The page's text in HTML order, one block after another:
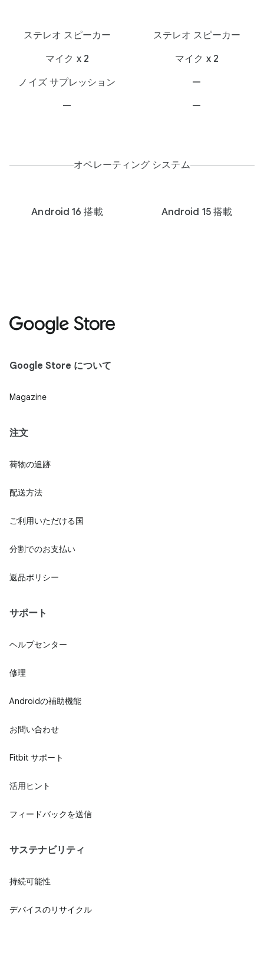
ステレオ スピーカー
ステレオ スピーカー
マイク x 2
マイク x 2
ノイズ サプレッション
—
—
—
オペレーティング システム
Android 16 搭載 Android 15 搭載
Google Store について
Magazine
注文
荷物の追跡
配送方法
ご利用いただける国
分割でのお支払い
返品ポリシー
サポート
ヘルプセンター
修理
Androidの補助機能
お問い合わせ
Fitbit サポート
活用ヒント
フィードバックを送信
サステナビリティ
持続可能性
デバイスのリサイクル